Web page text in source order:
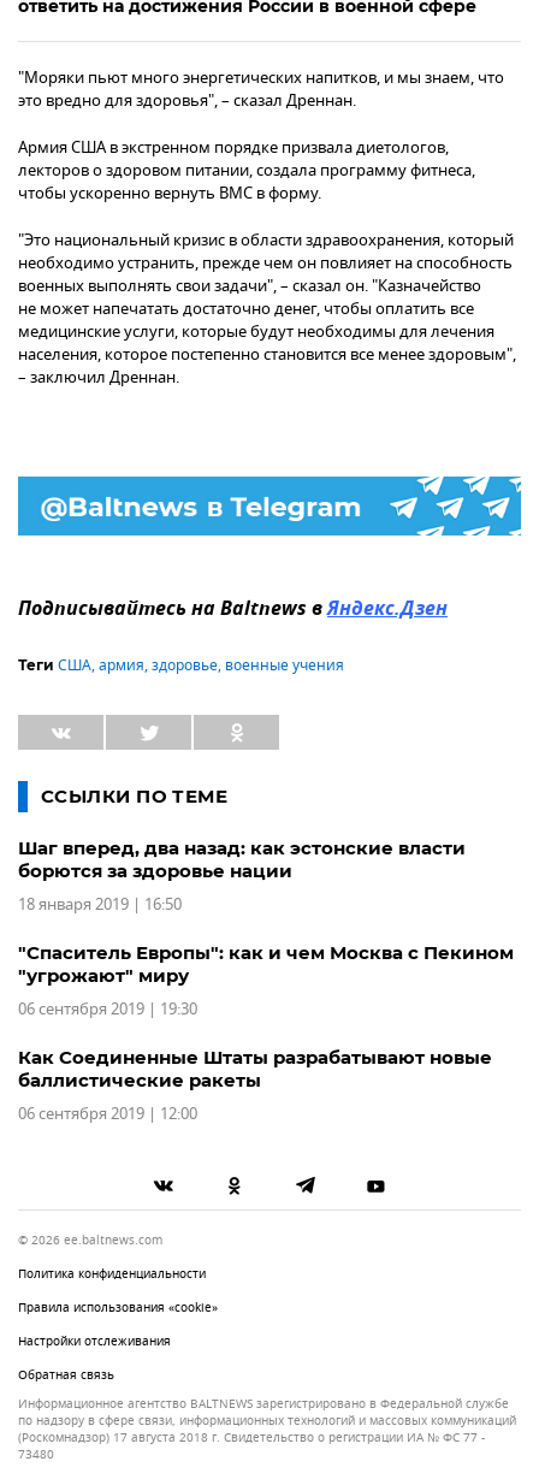
ответить на достижения России в военной сфере
"Моряки пьют много энергетических напитков, и мы знаем, что
это вредно для здоровья", – сказал Дреннан.
Армия США в экстренном порядке призвала диетологов,
лекторов о здоровом питании, создала программу фитнеса,
чтобы ускоренно вернуть ВМС в форму.
"Это национальный кризис в области здравоохранения, который
необходимо устранить, прежде чем он повлияет на способность
военных выполнять свои задачи", – сказал он. "Казначейство
не может напечатать достаточно денег, чтобы оплатить все
медицинские услуги, которые будут необходимы для лечения
населения, которое постепенно становится все менее здоровым",
– заключил Дреннан.
Подписывайтесь на Baltnews вЯндекс.Дзен
Теги США,армия,здоровье, военные учения
ССЫЛКИ ПО ТЕМЕ
Шаг вперед, два назад: как эстонские власти
борются за здоровье нации
18 января 2019 | 16:50
"Спаситель Европы": как и чем Москва с Пекином
"угрожают" миру
06 сентября 2019 | 19:30
Как Соединенные Штаты разрабатывают новые
баллистические ракеты
06 сентября 2019 | 12:00
© 2026 ee.baltnews.com
Политика конфиденциальности
Правила использования «cookie»
Настройки отслеживания
Обратная связь
Информационное агентство BALTNEWS зарегистрировано в Федеральной службе
по надзору в сфере связи, информационных технологий и массовых коммуникаций
(Роскомнадзор) 17 августа 2018 г. Свидетельство о регистрации ИА № ФС 77 -
73480